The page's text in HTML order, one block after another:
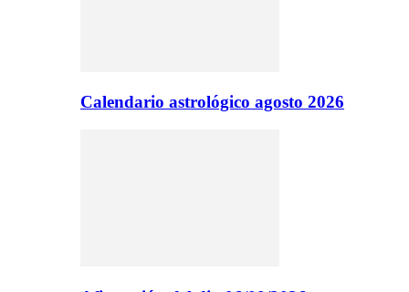
Calendario astrológico agosto 2026